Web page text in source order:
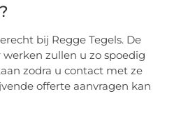
bij Regge Tegels. De
zullen u zo spoedig
zodra u contact met ze
offerte aanvragen kan